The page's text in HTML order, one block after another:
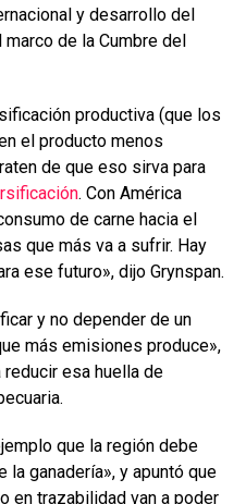
y desarrollo del
de la Cumbre del
productiva (que los
el producto menos
de que eso sirva para
. Con América
de carne hacia el
que más va a sufrir. Hay
ese futuro», dijo Grynspan.
y no depender de un
más emisiones produce»,
reducir esa huella de
que la región debe
la ganadería», y apuntó que
en trazabilidad van a poder